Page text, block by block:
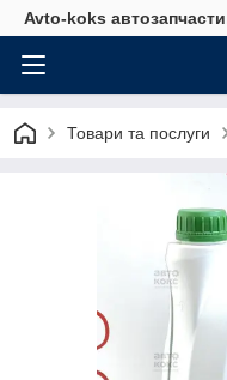
Avto-koks
Товари та послуги